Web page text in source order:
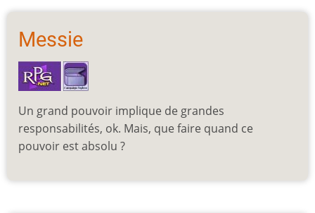
Messie
Un grand pouvoir implique de grandes
responsabilités, ok. Mais, que faire quand ce
pouvoir est absolu ?